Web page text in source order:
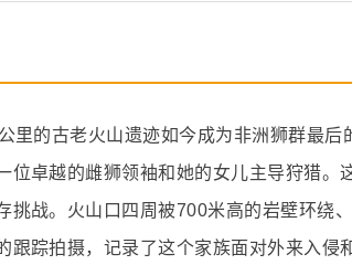
里的古老火山遗迹如今成为非洲狮群最后
卓越的雌狮领袖和她的女儿主导狩猎。
战。火山口四周被700米高的岩壁环绕
踪拍摄，记录了这个家族面对外来入侵